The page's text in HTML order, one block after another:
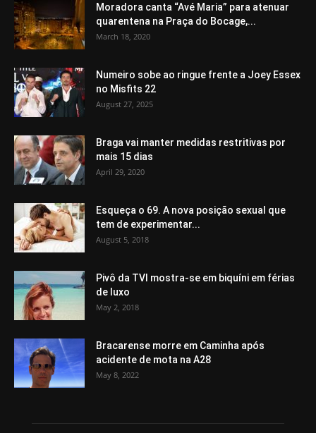
Moradora canta “Avé Maria” para atenuar
quarentena na Praça do Bocage,...
March 18, 2020
Numeiro sobe ao ringue frente a Joey Essex
no Misfits 22
August 27, 2025
Braga vai manter medidas restritivas por
mais 15 dias
April 29, 2020
Esqueça o 69. A nova posição sexual que
tem de experimentar...
August 5, 2018
Pivô da TVI mostra-se em biquíni em férias
de luxo
May 2, 2018
Bracarense morre em Caminha após
acidente de mota na A28
May 8, 2022